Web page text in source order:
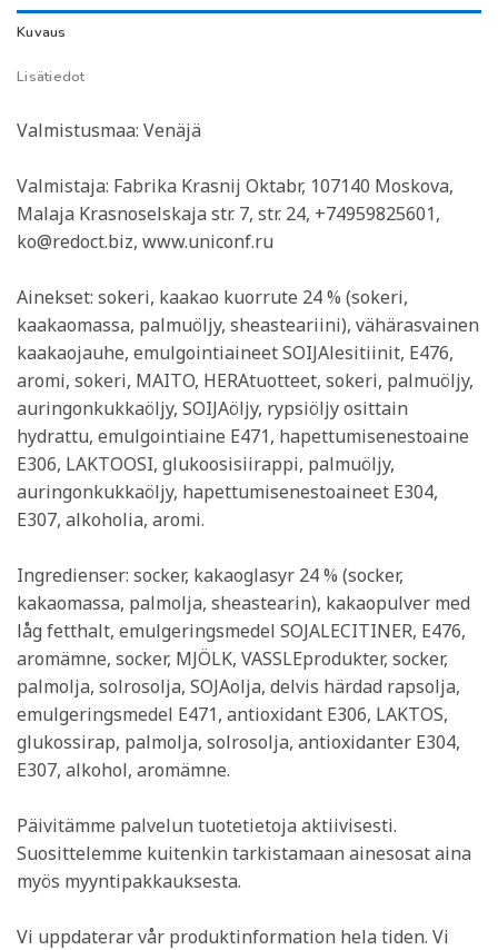
Kuvaus
Lisätiedot
Valmistusmaa: Venäjä
Valmistaja: Fabrika Krasnij Oktabr, 107140 Moskova,
Malaja Krasnoselskaja str. 7, str. 24, +74959825601,
ko@redoct.biz, www.uniconf.ru
Ainekset: sokeri, kaakao kuorrute 24 % (sokeri,
kaakaomassa, palmuöljy, sheasteariini), vähärasvainen
kaakaojauhe, emulgointiaineet SOIJAlesitiinit, E476,
aromi, sokeri, MAITO, HERAtuotteet, sokeri, palmuöljy,
auringonkukkaöljy, SOIJAöljy, rypsiöljy osittain
hydrattu, emulgointiaine E471, hapettumisenestoaine
E306, LAKTOOSI, glukoosisiirappi, palmuöljy,
auringonkukkaöljy, hapettumisenestoaineet E304,
E307, alkoholia, aromi.
Ingredienser: socker, kakaoglasyr 24 % (socker,
kakaomassa, palmolja, sheastearin), kakaopulver med
låg fetthalt, emulgeringsmedel SOJALECITINER, E476,
aromämne, socker, MJÖLK, VASSLEprodukter, socker,
palmolja, solrosolja, SOJAolja, delvis härdad rapsolja,
emulgeringsmedel E471, antioxidant E306, LAKTOS,
glukossirap, palmolja, solrosolja, antioxidanter E304,
E307, alkohol, aromämne.
Päivitämme palvelun tuotetietoja aktiivisesti.
Suosittelemme kuitenkin tarkistamaan ainesosat aina
myös myyntipakkauksesta.
Vi uppdaterar vår produktinformation hela tiden. Vi